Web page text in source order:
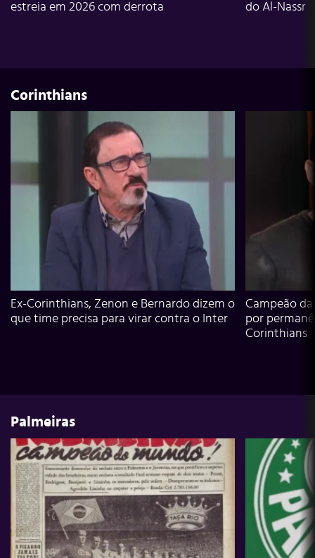
estreia em 2026 com derrota
do Al-Nassr
Corinthians
Ex-Corinthians, Zenon e Bernardo dizem o
que time precisa para virar contra o Inter
Campeão
por
Corinthians
Palmeiras